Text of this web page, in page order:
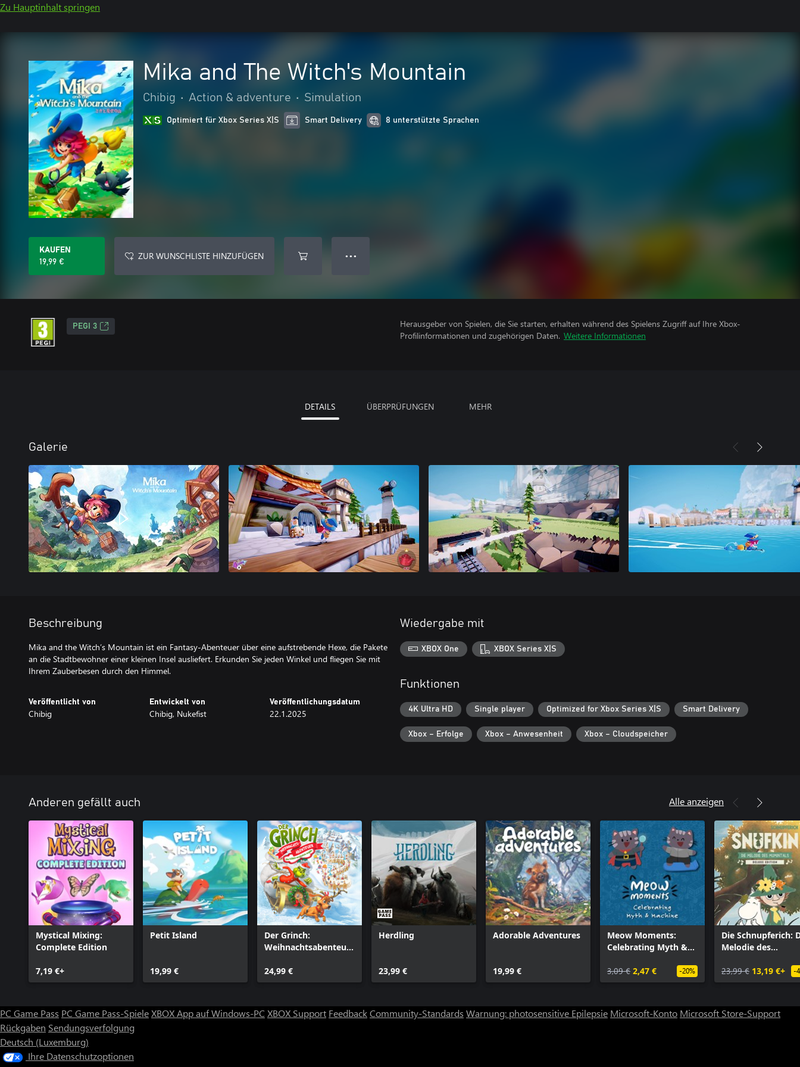
Zu Hauptinhalt springen
Mika and The Witch's Mountain
Chibig • Action & adventure • Simulation
Optimiert für Xbox Series X|S Smart Delivery 8 unterstützte Sprachen
KAUFEN
19,99 €
ZUR WUNSCHLISTE HINZUFÜGEN ● ● ●
PEGI 3
Herausgeber von Spielen, die Sie starten, erhalten während des Spielens Zugriff auf Ihre Xbox-
Profilinformationen und zugehörigen Daten. Weitere Informationen
DETAILS ÜBERPRÜFUNGEN MEHR
Galerie
Beschreibung
Mika and the Witch’s Mountain ist ein Fantasy-Abenteuer über eine aufstrebende Hexe, die Pakete
an die Stadtbewohner einer kleinen Insel ausliefert. Erkunden Sie jeden Winkel und fliegen Sie mit
Ihrem Zauberbesen durch den Himmel.
Veröffentlicht von
Chibig
Entwickelt von
Chibig, Nukefist
Veröffentlichungsdatum
22.1.2025
Wiedergabe mit
XBOX One XBOX Series X|S
Funktionen
4K Ultra HD Single player Optimized for Xbox Series X|S Smart Delivery
Xbox – Erfolge Xbox – Anwesenheit Xbox – Cloudspeicher
Anderen gefällt auch Alle anzeigen
Mystical Mixing:
Complete Edition
7,19 €+
Petit Island
19,99 €
Der Grinch:
Weihnachtsabenteuer
verschmitzte
Ausgabe
24,99 €
Herdling
23,99 €
Adorable Adventures
19,99 €
Meow Moments:
Celebrating Myth &
3,09 € 2,47 € -20%
Die Schnupferich:
Melodie des
Edition
23,99 € 13,19 €+ -
PC Game Pass PC Game Pass-SpieleXBOX App auf Windows-PC XBOX Support FeedbackCommunity-Standards Warnung: photosensitive Epilepsie Microsoft-Konto Microsoft Store-Support
Rückgaben Sendungsverfolgung
Deutsch (Luxemburg)
Ihre Datenschutzoptionen